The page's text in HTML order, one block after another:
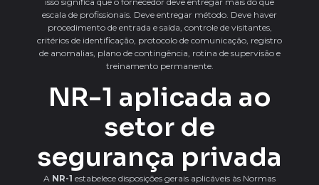
escala de profissionais. Deve entregar método. Deve haver
procedimento de entrada e saída, controle de visitantes,
critérios de identificação, protocolo de comunicação, registro
de anomalias, plano de contingência, rotina de supervisão e
treinamento permanente.
NR-1 aplicada ao
setor de
segurança privada
A NR-1 estabelece disposições gerais aplicáveis às Normas